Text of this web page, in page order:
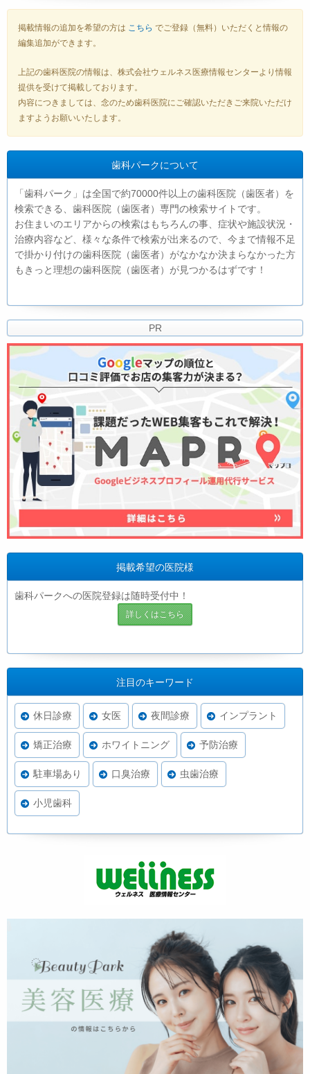
掲載情報の追加を希望の方は こちら でご登録（無料）いただくと情報の
編集追加ができます。
上記の歯科医院の情報は、株式会社ウェルネス医療情報センターより情報
提供を受けて掲載しております。
内容につきましては、念のため歯科医院にご確認いただきご来院いただけ
ますようお願いいたします。
歯科パークについて
「歯科パーク」は全国で約70000件以上の歯科医院（歯医者）を
検索できる、歯科医院（歯医者）専門の検索サイトです。
お住まいのエリアからの検索はもちろんの事、症状や施設状況・
治療内容など、様々な条件で検索が出来るので、今まで情報不足
で掛かり付けの歯科医院（歯医者）がなかなか決まらなかった方
もきっと理想の歯科医院（歯医者）が見つかるはずです！
PR
掲載希望の医院様
歯科パークへの医院登録は随時受付中！
詳しくはこちら
注目のキーワード
休日診療 女医 夜間診療 インプラント
矯正治療 ホワイトニング 予防治療
駐車場あり 口臭治療 虫歯治療
小児歯科